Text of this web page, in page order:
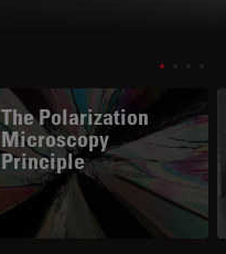
The Polarization
Microscopy
Principle